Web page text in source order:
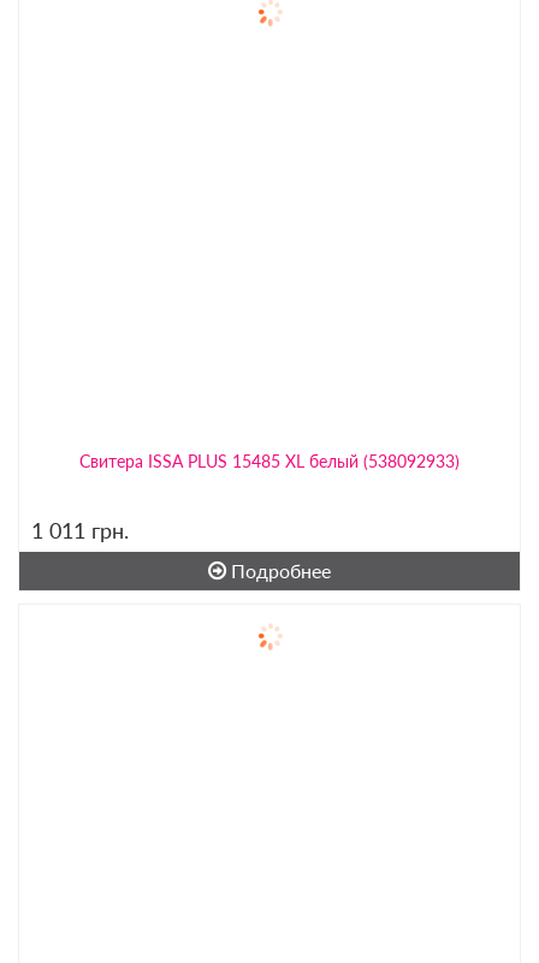
Свитера ISSA PLUS 15485 XL белый (538092933)
1 011 грн.
Подробнее